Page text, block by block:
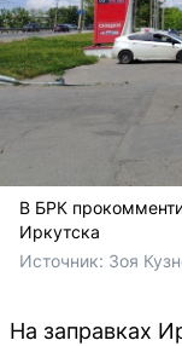
В БРК
Иркутска
Источник: Зоя
На заправках